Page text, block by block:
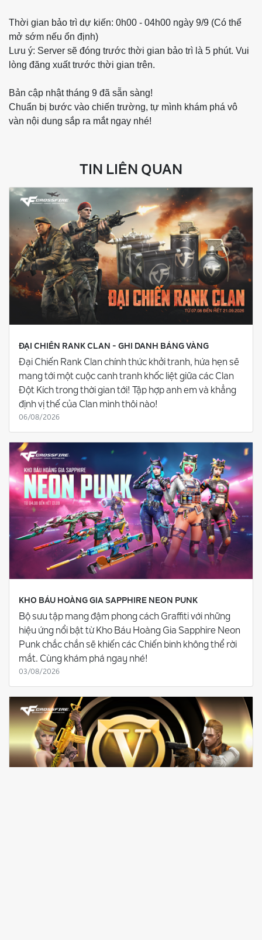
Thời gian bảo trì dự kiến: 0h00 - 04h00 ngày 9/9 (Có thể
mở sớm nếu ổn định)
Lưu ý: Server sẽ đóng trước thời gian bảo trì là 5 phút. Vui
lòng đăng xuất trước thời gian trên.
Bản cập nhật tháng 9 đã sẵn sàng!
Chuẩn bị bước vào chiến trường, tự mình khám phá vô
vàn nội dung sắp ra mắt ngay nhé!
TIN LIÊN QUAN
ĐẠI CHIẾN RANK CLAN - GHI DANH BẢNG VÀNG
Đại Chiến Rank Clan chính thức khởi tranh, hứa hẹn sẽ
mang tới một cuộc canh tranh khốc liệt giữa các Clan
Đột Kích trong thời gian tới! Tập hợp anh em và khẳng
định vị thế của Clan mình thôi nào!
06/08/2026
KHO BÁU HOÀNG GIA SAPPHIRE NEON PUNK
Bộ sưu tập mang đậm phong cách Graffiti với những
hiệu ứng nổi bật từ Kho Báu Hoàng Gia Sapphire Neon
Punk chắc chắn sẽ khiến các Chiến binh không thể rời
mắt. Cùng khám phá ngay nhé!
03/08/2026